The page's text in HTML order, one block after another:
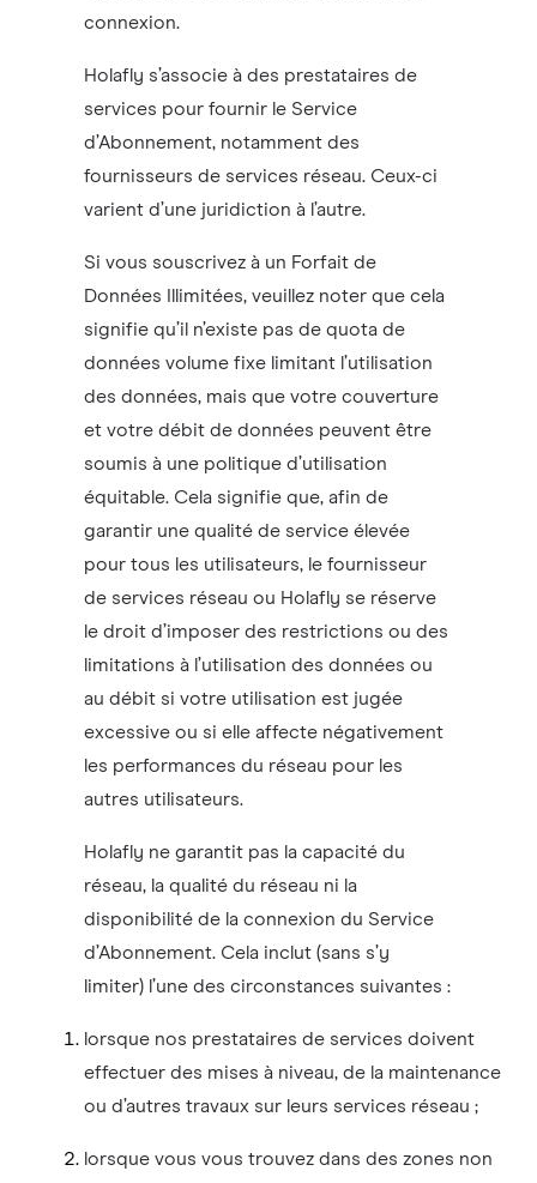
connexion.
Holafly s’associe à des prestataires de
services pour fournir le Service
d’Abonnement, notamment des
fournisseurs de services réseau. Ceux-ci
varient d’une juridiction à l’autre.
Si vous souscrivez à un Forfait de
Données Illimitées, veuillez noter que cela
signifie qu’il n’existe pas de quota de
données volumefixe limitant l’utilisation
des données, mais que votre couverture
et votre débit de données peuvent être
soumis à une politique d’utilisation
équitable. Cela signifie que, afin de
garantir une qualité de service élevée
pour tous les utilisateurs, le fournisseur
de services réseau ou Holafly se réserve
le droit d’imposer des restrictions ou des
limitations à l’utilisation des données ou
au débit si votre utilisation est jugée
excessive ou si elle affecte négativement
les performances du réseau pour les
autres utilisateurs.
Holafly ne garantit pas la capacité du
réseau, la qualité du réseau ni la
disponibilité de la connexion du Service
d’Abonnement. Cela inclut (sans s’y
limiter) l’une des circonstances suivantes :
lorsque nos prestataires de services doivent
effectuer des mises à niveau, de la maintenance
ou d’autres travaux sur leurs services réseau ;
lorsque vous vous trouvez dans des zones non